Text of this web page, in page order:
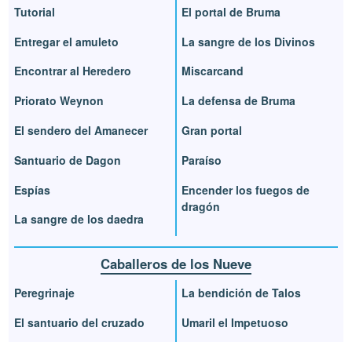
Tutorial
Entregar el amuleto
Encontrar al Heredero
Priorato Weynon
El sendero del Amanecer
Santuario de Dagon
Espías
La sangre de los daedra
El portal de Bruma
La sangre de los Divinos
Miscarcand
La defensa de Bruma
Gran portal
Paraíso
Encender los fuegos de
dragón
Caballeros de los Nueve
Peregrinaje
El santuario del cruzado
La bendición de Talos
Umaril el Impetuoso